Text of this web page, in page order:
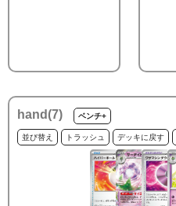
hand(7) ベンチ+
並び替え トラッシュ デッキに戻す